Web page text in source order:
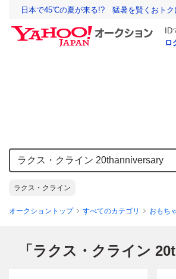
日本で45℃の夏が来る!? 猛暑を賢くおトク
ロ
ラクス・クライン
オークショントップ すべてのカテゴリ おもち
「ラクス・クライン